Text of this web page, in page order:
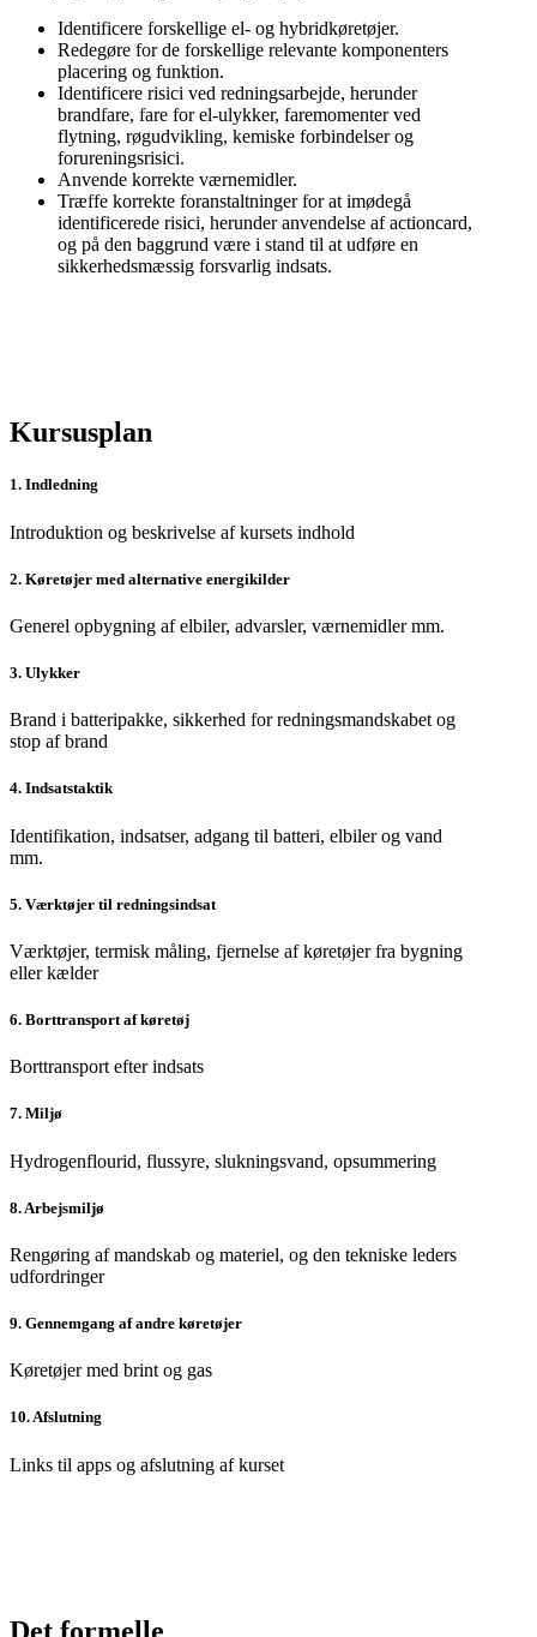
Identificere forskellige el- og hybridkøretøjer.
Redegøre for de forskellige relevante komponenters
placering og funktion.
Identificere risici ved redningsarbejde, herunder
brandfare, fare for el-ulykker, faremomenter ved
flytning, røgudvikling, kemiske forbindelser og
forureningsrisici.
Anvende korrekte værnemidler.
Træffe korrekte foranstaltninger for at imødegå
identificerede risici, herunder anvendelse af actioncard,
og på den baggrund være i stand til at udføre en
sikkerhedsmæssig forsvarlig indsats.
Kursusplan
1. Indledning
Introduktion og beskrivelse af kursets indhold
2. Køretøjer med alternative energikilder
Generel opbygning af elbiler, advarsler, værnemidler mm.
3. Ulykker
Brand i batteripakke, sikkerhed for redningsmandskabet og
stop af brand
4. Indsatstaktik
Identifikation, indsatser, adgang til batteri, elbiler og vand
mm.
5. Værktøjer til redningsindsat
Værktøjer, termisk måling, fjernelse af køretøjer fra bygning
eller kælder
6. Borttransport af køretøj
Borttransport efter indsats
7. Miljø
Hydrogenflourid, flussyre, slukningsvand, opsummering
8. Arbejsmiljø
Rengøring af mandskab og materiel, og den tekniske leders
udfordringer
9. Gennemgang af andre køretøjer
Køretøjer med brint og gas
10. Afslutning
Links til apps og afslutning af kurset
Det formelle